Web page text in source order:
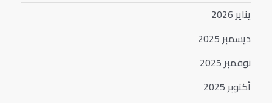
يناير 2026
ديسمبر 2025
نوفمبر 2025
أكتوبر 2025